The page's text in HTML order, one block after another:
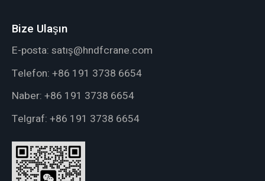
Bize Ulaşın
E-posta: satış@hndfcrane.com
Telefon: +86 191 3738 6654
Naber: +86 191 3738 6654
Telgraf: +86 191 3738 6654